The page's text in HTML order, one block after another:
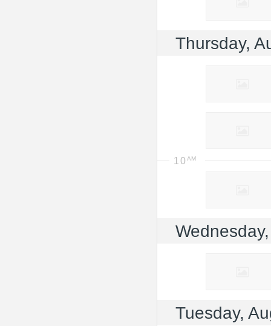
Thursday,
10
Tuesday,